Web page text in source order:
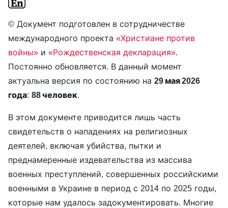
© Документ подготовлен в сотрудничестве
международного проекта «Христиане против
войны» и «Рождественская декларация».
Постоянно обновляется. В данный момент
актуальна версия по состоянию на 29 мая 2026
года: 88 человек.
В этом документе приводится лишь часть
свидетельств о нападениях на религиозных
деятелей, включая убийства, пытки и
преднамеренные издевательства из массива
военных преступлений, совершенных российскими
военными в Украине в период с 2014 по 2025 годы,
которые нам удалось задокументировать. Многие